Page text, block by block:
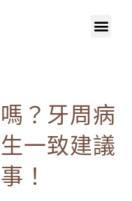
？牙周病
一致建議
！